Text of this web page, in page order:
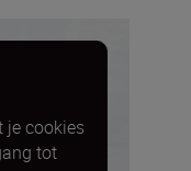
je cookies
tot